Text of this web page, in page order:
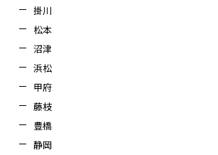
掛川
松本
沼津
浜松
甲府
藤枝
豊橋
静岡